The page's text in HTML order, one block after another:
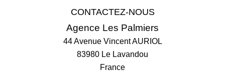
CONTACTEZ-NOUS
Agence Les Palmiers
44 Avenue Vincent AURIOL
83980 Le Lavandou
France